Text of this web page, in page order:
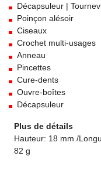
Décapsuleur |
Poinçon alésoir
Ciseaux
Crochet multi-usages
Anneau
Pincettes
Cure-dents
Ouvre-boîtes
Décapsuleur
Plus de détails
Hauteur: 18 mm /
82 g